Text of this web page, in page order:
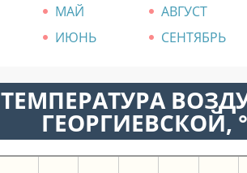
МАЙ
АВГУСТ
ИЮНЬ СЕНТЯБРЬ
ТЕМПЕРАТУРА
ГЕОРГИЕВСКОЙ,